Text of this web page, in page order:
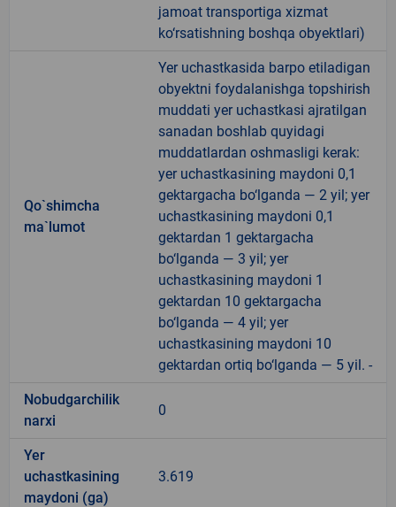
jamoat transportiga xizmat
ko‘rsatishning boshqa obyektlari)
Qo`shimcha
ma`lumot
Yer uchastkasida barpo etiladigan
obyektni foydalanishga topshirish
muddati yer uchastkasi ajratilgan
sanadan boshlab quyidagi
muddatlardan oshmasligi kerak:
yer uchastkasining maydoni 0,1
gektargacha bo‘lganda — 2 yil; yer
uchastkasining maydoni 0,1
gektardan 1 gektargacha
bo‘lganda — 3 yil; yer
uchastkasining maydoni 1
gektardan 10 gektargacha
bo‘lganda — 4 yil; yer
uchastkasining maydoni 10
gektardan ortiq bo‘lganda — 5 yil. -
Nobudgarchilik
narxi
0
Yer
uchastkasining
maydoni (ga)
3.619